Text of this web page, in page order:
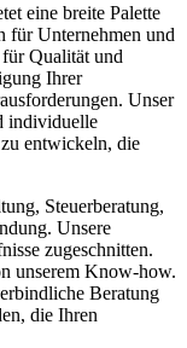
eine breite Palette
für Unternehmen und
Qualität und
Ihrer
Unser
individuelle
entwickeln, die
Steuerberatung,
Unsere
zugeschnitten.
unserem Know-how.
Beratung
die Ihren